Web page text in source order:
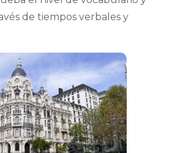
de tiempos verbales y